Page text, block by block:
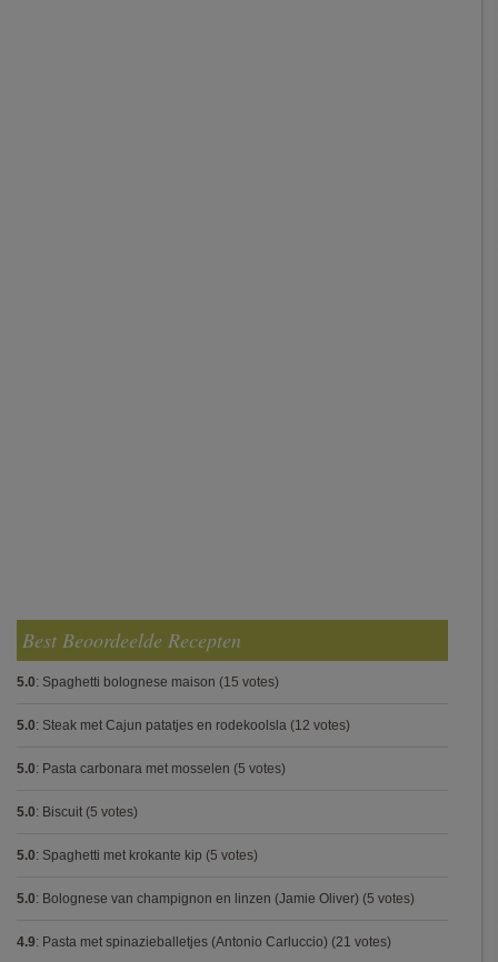
Best Beoordeelde Recepten
5.0: Spaghetti bolognese maison (15 votes)
5.0: Steak met Cajun patatjes en rodekoolsla (12 votes)
5.0: Pasta carbonara met mosselen (5 votes)
5.0: Biscuit (5 votes)
5.0: Spaghetti met krokante kip (5 votes)
5.0: Bolognese van champignon en linzen (Jamie Oliver) (5 votes)
4.9: Pasta met spinazieballetjes (Antonio Carluccio) (21 votes)